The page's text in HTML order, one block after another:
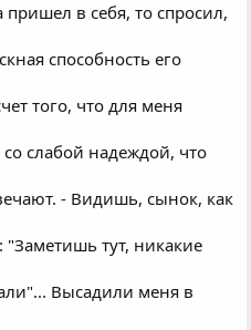
в себя, то спросил,
способность его
того, что для меня
слабой надеждой, что
- Видишь, сынок, как
тут, никакие
Высадили меня в